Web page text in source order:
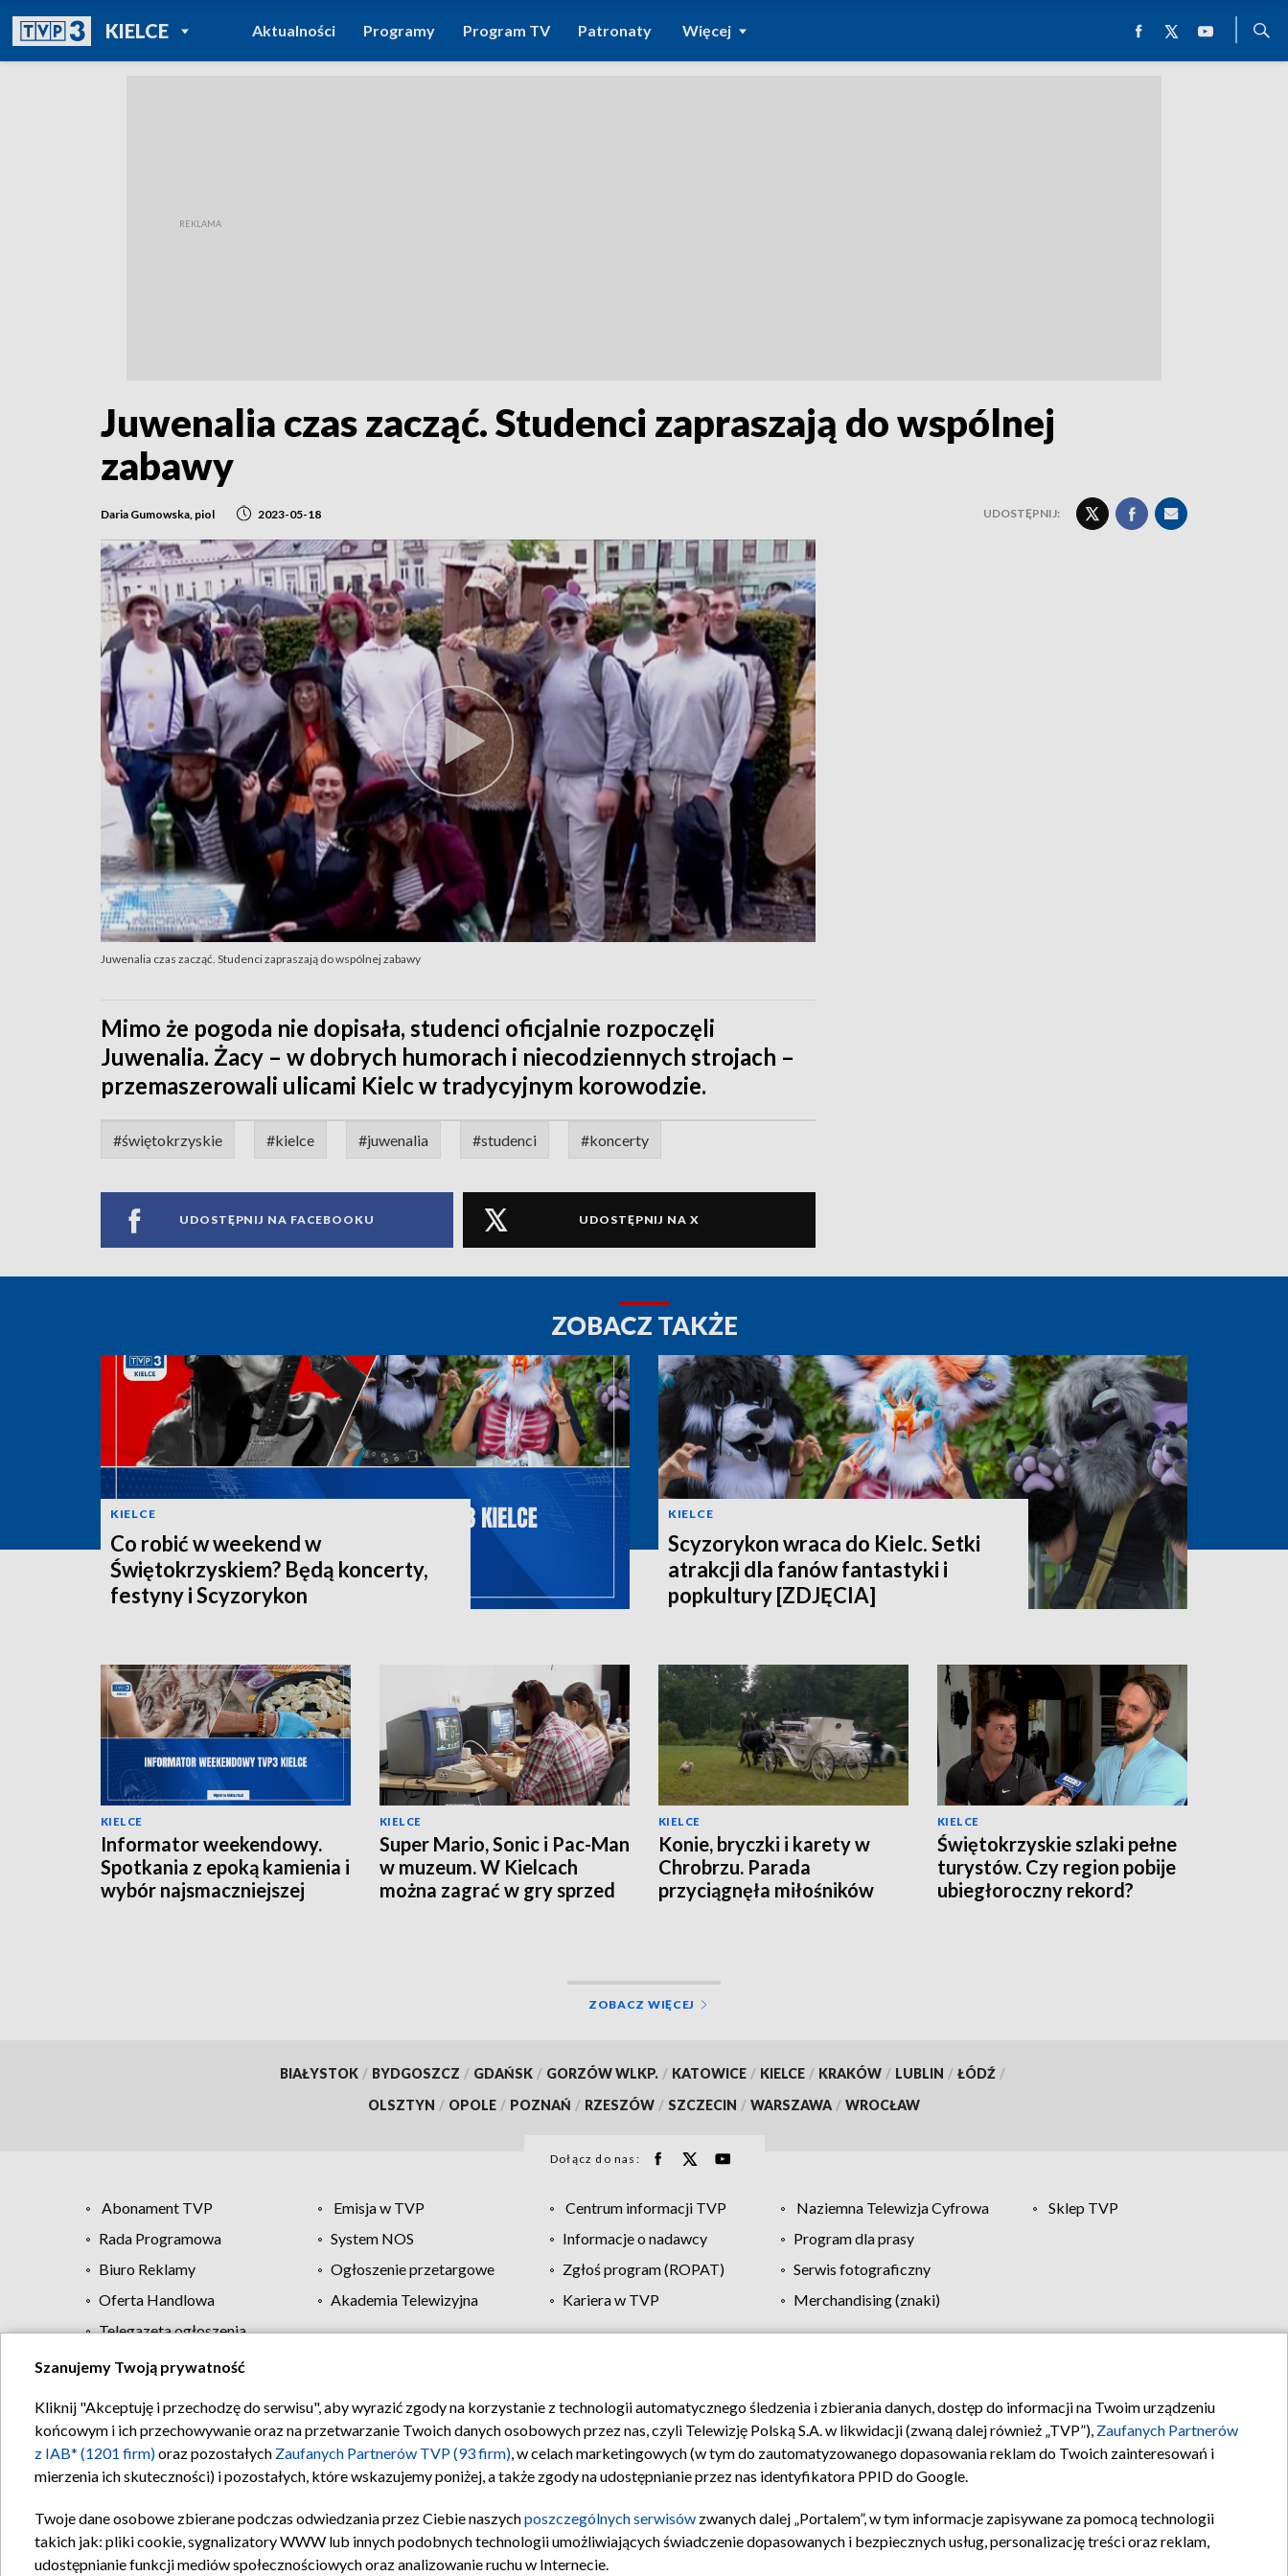
KIELCEPOWRÓT DO
TVP REGIONY
Aktualności Programy Program TV Patronaty Więcej
Juwenalia czas zacząć. Studenci zapraszają do wspólnej
zabawy
Daria Gumowska, piol 2023-05-18 UDOSTĘPNIJ:
Juwenalia czas zacząć. Studenci zapraszają do wspólnej zabawy
Mimo że pogoda nie dopisała, studenci oficjalnie rozpoczęli
Juwenalia. Żacy – w dobrych humorach i niecodziennych strojach –
przemaszerowali ulicami Kielc w tradycyjnym korowodzie.
#świętokrzyskie #kielce #juwenalia #studenci #koncerty
UDOSTĘPNIJ NA FACEBOOKU UDOSTĘPNIJ NA X
ZOBACZ TAKŻE
KIELCE
Co robić w weekend w
Świętokrzyskiem? Będą koncerty,
festyny i Scyzorykon
KIELCE
Scyzorykon wraca do Kielc. Setki
atrakcji dla fanów fantastyki i
popkultury [ZDJĘCIA]
KIELCE
Informator weekendowy.
Spotkania z epoką kamienia i
wybór najsmaczniejszej
KIELCE
Super Mario, Sonic i Pac-Man
w muzeum. W Kielcach
można zagrać w gry sprzed
KIELCE
Konie, bryczki i karety w
Chrobrzu. Parada
przyciągnęła miłośników
KIELCE
Świętokrzyskie szlaki pełne
turystów. Czy region pobije
ubiegłoroczny rekord?
ZOBACZ WIĘCEJ
BIAŁYSTOK / BYDGOSZCZ / GDAŃSK / GORZÓW WLKP. / KATOWICE / KIELCE / KRAKÓW / LUBLIN / ŁÓDŹ /
OLSZTYN / OPOLE / POZNAŃ / RZESZÓW / SZCZECIN / WARSZAWA / WROCŁAW
Dołącz do nas:
Abonament TVP Emisja w TVP Centrum informacji TVP Naziemna Telewizja Cyfrowa
Sklep TVP
Rada Programowa
System NOS Informacje o nadawcy
Program dla prasy
Biuro Reklamy
Ogłoszenie przetargowe Zgłoś program (ROPAT)
Serwis fotograficzny
Oferta Handlowa
Akademia Telewizyjna Kariera w TVP
Merchandising (znaki)
Telegazeta ogłoszenia
Regulamin TVP Polityka prywatności Moje zgody Pomoc Biuro reklamy Kontakt
Szanujemy Twoją prywatność
Kliknij "Akceptuję i przechodzę do serwisu", aby wyrazić zgody na korzystanie z technologii automatycznego śledzenia i zbierania danych, dostęp do informacji na Twoim urządzeniu
końcowym i ich przechowywanie oraz na przetwarzanie Twoich danych osobowych przez nas, czyli Telewizję Polską S.A. w likwidacji (zwaną dalej również „TVP”), Zaufanych Partnerów
z IAB* (1201 firm)oraz pozostałych Zaufanych Partnerów TVP (93 firm), w celach marketingowych (w tym do zautomatyzowanego dopasowania reklam do Twoich zainteresowań i
mierzenia ich skuteczności) i pozostałych, które wskazujemy poniżej, a także zgody na udostępnianie przez nas identyfikatora PPID do Google.
Twoje dane osobowe zbierane podczas odwiedzania przez Ciebie naszychposzczególnych serwisów zwanych dalej „Portalem”, w tym informacje zapisywane za pomocą technologii
takich jak: pliki cookie, sygnalizatory WWW lub innych podobnych technologii umożliwiających świadczenie dopasowanych i bezpiecznych usług, personalizację treści oraz reklam,
udostępnianie funkcji mediów społecznościowych oraz analizowanie ruchu w Internecie.